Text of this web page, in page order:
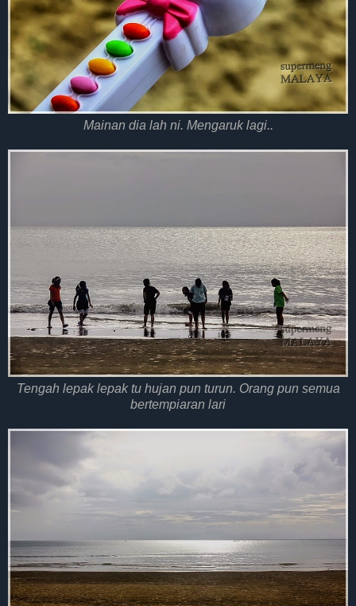
Mainan dia lah ni. Mengaruk lagi..
Tengah lepak lepak tu hujan pun turun. Orang pun semua
bertempiaran lari